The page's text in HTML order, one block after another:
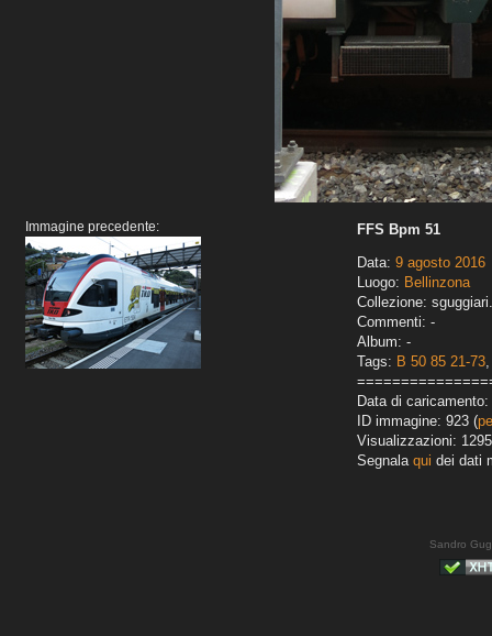
Immagine precedente:
FFS Bpm 51
Data: 9 agosto 2016
Luogo: Bellinzona
Collezione:
Commenti: -
Album: -
Tags: B 50 85 21-73
Data di caricamento:
ID immagine: 923 (
Visualizzazioni: 1295
Segnala qui dei dati
Sandro